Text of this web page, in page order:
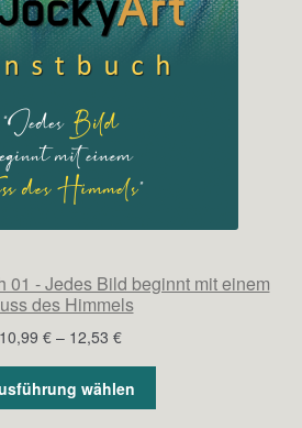
01 - Jedes Bild beginnt mit einem
des Himmels
10,99 € – 12,53 €Preisspanne:
bis
12,53 €
wählen